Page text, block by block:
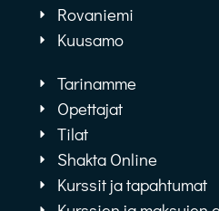
Rovaniemi
Kuusamo
Tarinamme
Opettajat
Tilat
Shakta Online
Kurssit ja tapahtumat